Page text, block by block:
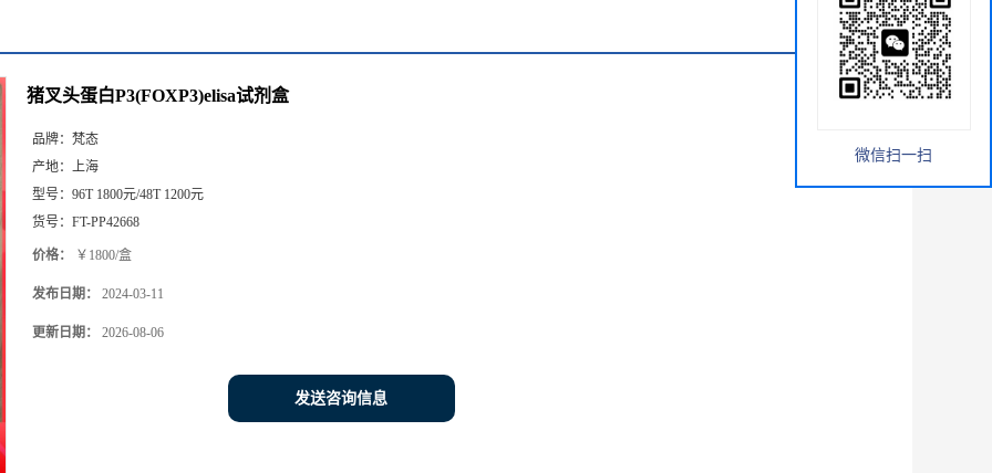
猪叉头蛋白P3(FOXP3)elisa试剂盒
品牌： 梵态
产地： 上海
型号： 96T 1800元/48T 1200元
货号： FT-PP42668
价格： ￥1800/盒
发布日期： 2024-03-11
更新日期： 2026-08-06
发送咨询信息
微信扫一扫